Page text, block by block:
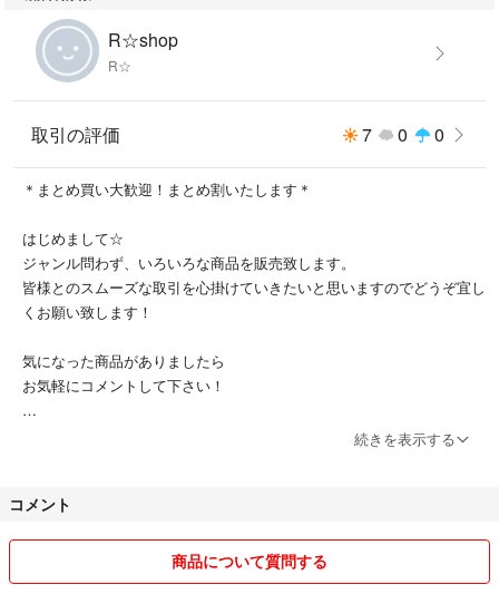
プチプチに包み、頑丈に梱包してお送りします。
#コテ
#ヴィダルサスーン
#vs
#2way
R☆shop
R☆
取引の評価 7 0 0
＊まとめ買い大歓迎！まとめ割いたします＊
はじめまして☆
ジャンル問わず、いろいろな商品を販売致します。
皆様とのスムーズな取引を心掛けていきたいと思いますのでどうぞ宜し
くお願い致します！
気になった商品がありましたら
お気軽にコメントして下さい！
＊洋服の着画はお断りさせていただいておりますのでご了承下さい...
＊他のサイトでも出品している為、
予めご了承ください。
続きを表示する
コメント
商品について質問する